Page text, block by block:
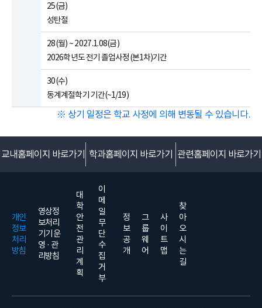
25(금)
성탄절
28(월) ~ 2027.1.08(금)
2026학년도 전기 졸업사정(본1차)기간
30(수)
동계계절학기 기간(~1/19)
※ 상기 일정은 학교 사정에 의해 변동될 수 있습니다.
교내홈페이지 바로가기 학과홈페이지 바로가기 관련홈페이지 바로가기
개인
정보
처리
방침
영상정
보처리
기기 운
영 · 관
리방침
대
학
안
전
관
리
계
획
이
메
일
무
단
수
집
거
부
정
보
공
개
그
룹
웨
어
사
이
트
맵
찾
아
오
시
는
길